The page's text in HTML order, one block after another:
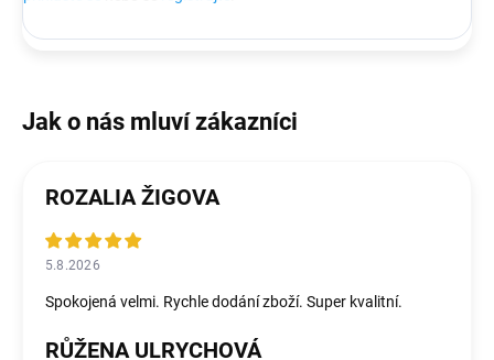
ROZALIA ŽIGOVA
5.8.2026
Spokojená velmi. Rychle dodání zboží. Super kvalitní.
RŮŽENA ULRYCHOVÁ